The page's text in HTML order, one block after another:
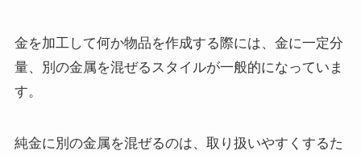
金を加工して何か物品を作成する際には、金に一定分
量、別の金属を混ぜるスタイルが一般的になっていま
す。
純金に別の金属を混ぜるのは、取り扱いやすくするた